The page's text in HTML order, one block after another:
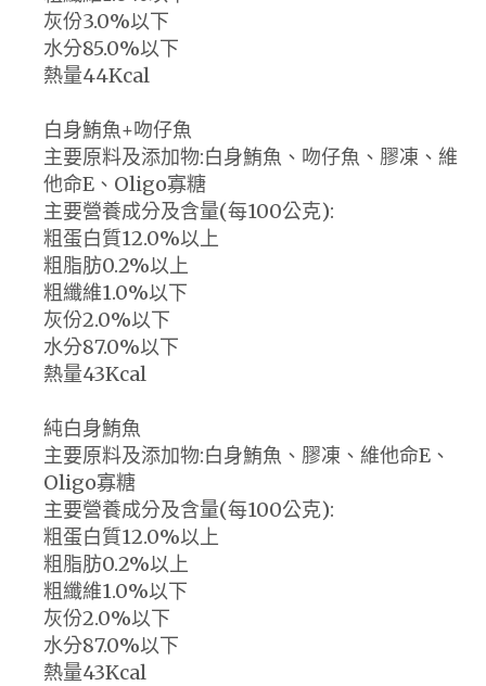
灰份3.0%以下
水分85.0%以下
熱量44Kcal
白身鮪魚+吻仔魚
主要原料及添加物:白身鮪魚、吻仔魚、膠凍、維
他命E、Oligo寡糖
主要營養成分及含量(每100公克):
粗蛋白質12.0%以上
粗脂肪0.2%以上
粗纖維1.0%以下
灰份2.0%以下
水分87.0%以下
熱量43Kcal
純白身鮪魚
主要原料及添加物:白身鮪魚、膠凍、維他命E、
Oligo寡糖
主要營養成分及含量(每100公克):
粗蛋白質12.0%以上
粗脂肪0.2%以上
粗纖維1.0%以下
灰份2.0%以下
水分87.0%以下
熱量43Kcal